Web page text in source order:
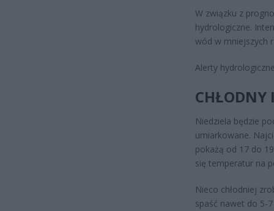
W związku z
hydrologiczne.
wód w mniejszych
Alerty
CHŁODNY
Niedziela będzie
umiarkowane.
pokażą od 17 do
się temperatur na
Nieco chłodniej
spaść nawet do 5-